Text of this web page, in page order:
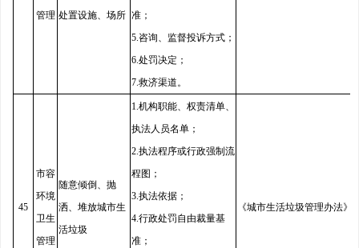
管理 处置设施、场所 准；
5.咨询、监督投诉方式；
6.处罚决定；
7.救济渠道。
45
市容
环境
卫生
管理
随意倾倒、抛
洒、堆放城市生
活垃圾
1.机构职能、权责清单、
执法人员名单；
2.执法程序或行政强制流
程图；
3.执法依据；
4.行政处罚自由裁量基
准；
《城市生活垃圾管理办法》